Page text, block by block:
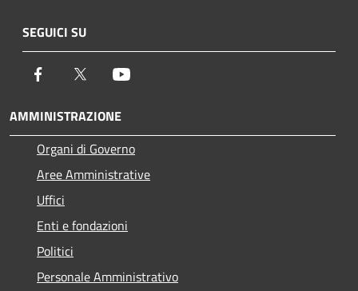
SEGUICI SU
Facebook Twitter
AMMINISTRAZIONE
Organi di Governo
Aree Amministrative
Uffici
Enti e fondazioni
Politici
Personale Amministrativo